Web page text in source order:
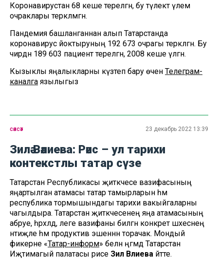
Коронавирустан 68 кеше терелгән, бу тәүлектә үлем
очраклары теркәлмәгән.
Пандемия башланганнан алып Татарстанда
коронавирус йоктыруның 192 673 очрагы теркәлгән. Бу
чирдән 189 603 пациент терелгән, 2008 кеше үлгән.
Кызыклы яңалыкларны күзәтеп бару өчен Телеграм-
каналга язылыгыз
сәясәт 23 декабрь 2022 13:39
Зилә Вәлиева: Рәис – ул тарихи
контекстлы татар сүзе
Татарстан Республикасы җитәкчесе вазифасының
яңартылган атамасы татар тамырларын һәм
республика тормышындагы тарихи вакыйгаларны
чагылдыра. Татарстан җитәкчесенең яңа атамасының
абруе, һәрхәлдә, әлеге вазифаны биләгән конкрет шәхеснең
нәтиҗәле һәм продуктив эшеннән торачак. Мондый
фикерне «Татар-информ» белән әңгәмәдә Татарстан
Иҗтимагый палатасы рәисе Зилә Вәлиева әйтте.